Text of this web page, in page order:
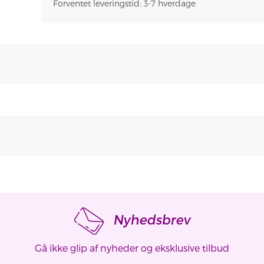
Forventet leveringstid: 3-7 hverdage
Nyhedsbrev
Gå ikke glip af nyheder og eksklusive tilbud